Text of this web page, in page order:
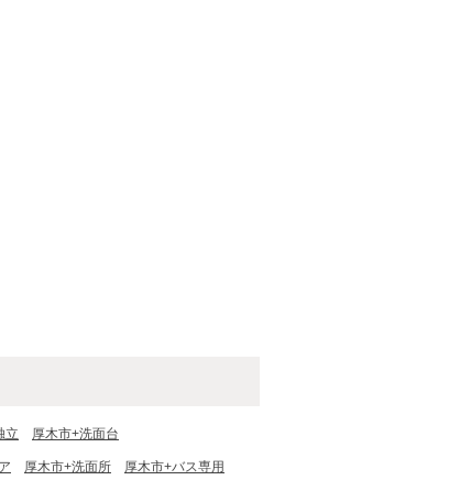
立 厚木市+洗面台
厚木市+洗面所 厚木市+バス専用